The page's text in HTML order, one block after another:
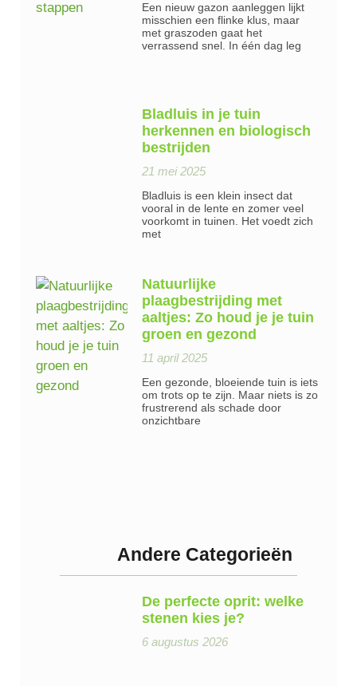
Een nieuw gazon aanleggen lijkt
misschien een flinke klus, maar
met graszoden gaat het
verrassend snel. In één dag leg
Bladluis in je tuin
herkennen en biologisch
bestrijden
21 mei 2025
Bladluis is een klein insect dat
vooral in de lente en zomer veel
voorkomt in tuinen. Het voedt zich
met
Natuurlijke
plaagbestrijding met
aaltjes: Zo houd je je tuin
groen en gezond
11 april 2025
Een gezonde, bloeiende tuin is iets
om trots op te zijn. Maar niets is zo
frustrerend als schade door
onzichtbare
Andere Categorieën
De perfecte oprit: welke
stenen kies je?
6 augustus 2026